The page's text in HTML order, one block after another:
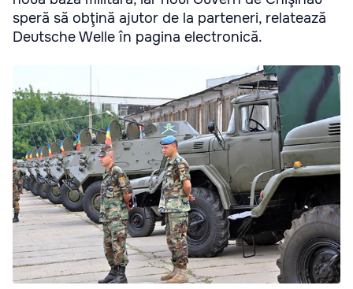
speră să obţină ajutor de la parteneri, relatează
Deutsche Welle în pagina electronică.